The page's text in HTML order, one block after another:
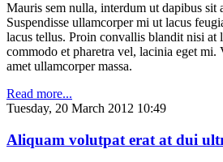
Mauris sem nulla, interdum ut dapibus sit
Suspendisse ullamcorper mi ut lacus
lacus tellus. Proin convallis blandit nisi at
commodo et pharetra vel, lacinia eget
amet ullamcorper massa.
Read more...
Tuesday, 20 March 2012 10:49
Aliquam volutpat erat at dui